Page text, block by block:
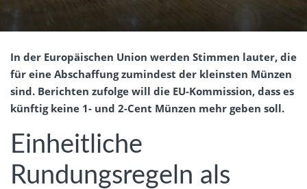
In der Europäischen Union werden Stimmen lauter, die
für eine Abschaffung zumindest der kleinsten Münzen
sind. Berichten zufolge will die EU-Kommission, dass es
künftig keine 1- und 2-Cent Münzen mehr geben soll.
Einheitliche
Rundungsregeln als